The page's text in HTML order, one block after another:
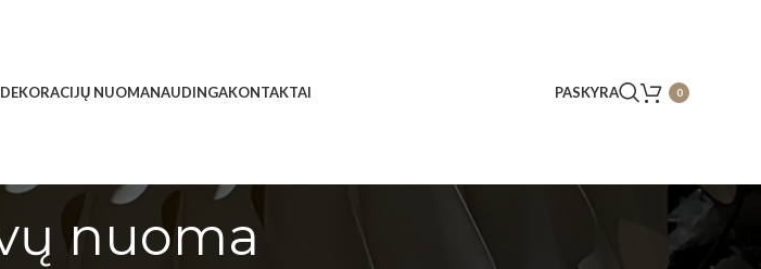
DEKORACIJŲ NUOMANAUDINGAKONTAKTAI PASKYRA 0
nuoma